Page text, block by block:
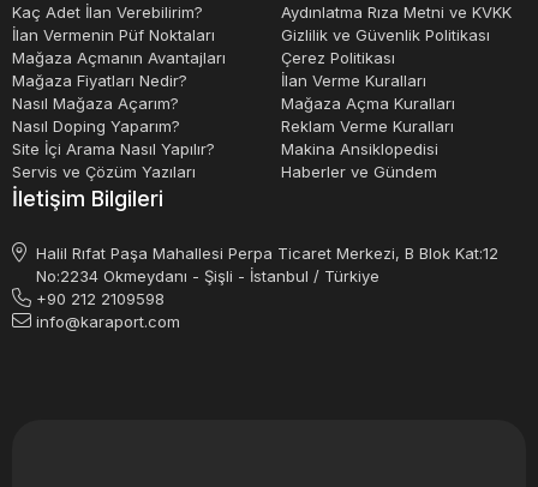
Kaç Adet İlan Verebilirim?
İlan Vermenin Püf Noktaları
Mağaza Açmanın Avantajları
Mağaza Fiyatları Nedir?
Nasıl Mağaza Açarım?
Nasıl Doping Yaparım?
Site İçi Arama Nasıl Yapılır?
Servis ve Çözüm Yazıları
Aydınlatma Rıza Metni ve KVKK
Gizlilik ve Güvenlik Politikası
Çerez Politikası
İlan Verme Kuralları
Mağaza Açma Kuralları
Reklam Verme Kuralları
Makina Ansiklopedisi
Haberler ve Gündem
İletişim Bilgileri
Halil Rıfat Paşa Mahallesi Perpa Ticaret Merkezi, B Blok Kat:12
No:2234 Okmeydanı - Şişli - İstanbul / Türkiye
+90 212 2109598
info@karaport.com